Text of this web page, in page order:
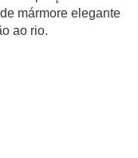
mármore elegante
ao rio.